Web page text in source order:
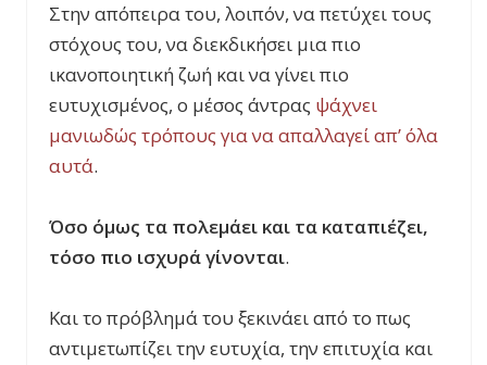
Στην απόπειρα του, λοιπόν, να πετύχει τους
στόχους του, να διεκδικήσει μια πιο
ικανοποιητική ζωή και να γίνει πιο
ευτυχισμένος, ο μέσος άντρας ψάχνει
μανιωδώς τρόπους για να απαλλαγεί απ’ όλα
αυτά.
Όσο όμως τα πολεμάει και τα καταπιέζει,
τόσο πιο ισχυρά γίνονται.
Και το πρόβλημά του ξεκινάει από το πως
αντιμετωπίζει την ευτυχία, την επιτυχία και